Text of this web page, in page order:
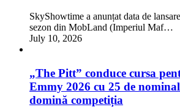
SkyShowtime a anunțat data de
sezon din MobLand (Imperiul Maf…
July 10, 2026
„The Pitt” conduce cursa
Emmy 2026 cu 25 de
domină competiția